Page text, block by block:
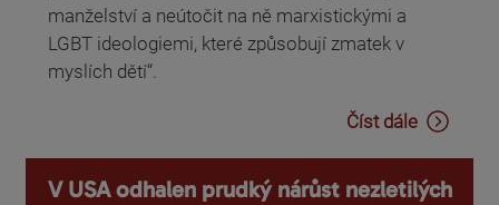
manželství a neútočit na ně marxistickými a
LGBT ideologiemi, které způsobují zmatek v
myslích dětí“.
Číst dále
V USA odhalen prudký nárůst nezletilých